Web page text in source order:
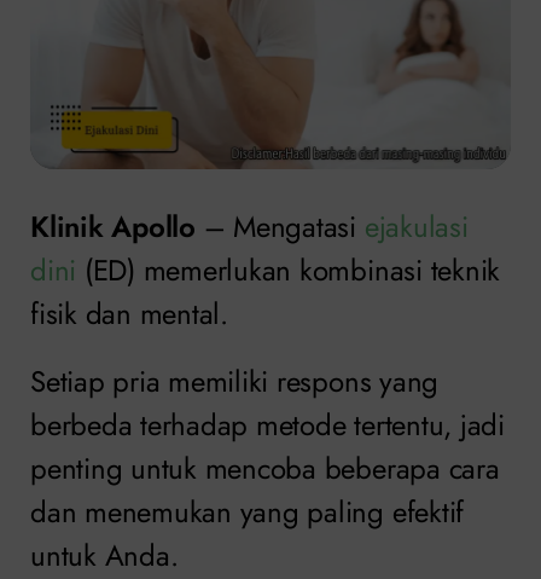
Klinik Apollo – Mengatasi ejakulasi
dini (ED) memerlukan kombinasi teknik
fisik dan mental.
Setiap pria memiliki respons yang
berbeda terhadap metode tertentu, jadi
penting untuk mencoba beberapa cara
dan menemukan yang paling efektif
untuk Anda.